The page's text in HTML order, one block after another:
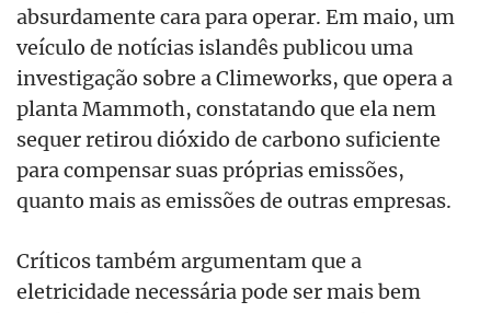
absurdamente cara para operar. Em maio, um
veículo de notícias islandês publicou uma
investigação sobre a Climeworks, que opera a
planta Mammoth, constatando que ela nem
sequer retirou dióxido de carbono suficiente
para compensar suas próprias emissões,
quanto mais as emissões de outras empresas.
Críticos também argumentam que a
eletricidade necessária pode ser mais bem